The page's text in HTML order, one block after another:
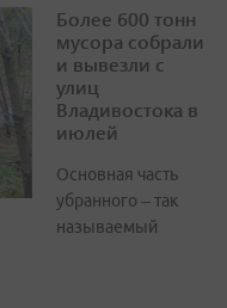
Более 600 тонн
мусора собрали
и вывезли с
улиц
Владивостока в
июлей
Основная часть
убранного – так
называемый